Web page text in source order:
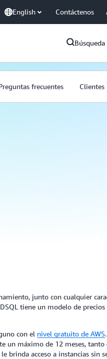
English Contáctenos
Búsqueda
frecuentes Clientes
junto con cualquier
tiene un modelo de
con el nivel gratuito de AWS
un máximo de 12 meses,
acceso a instancias sin